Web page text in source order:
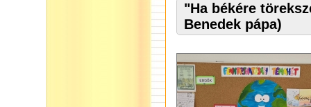
"Ha békére
Benedek pápa)